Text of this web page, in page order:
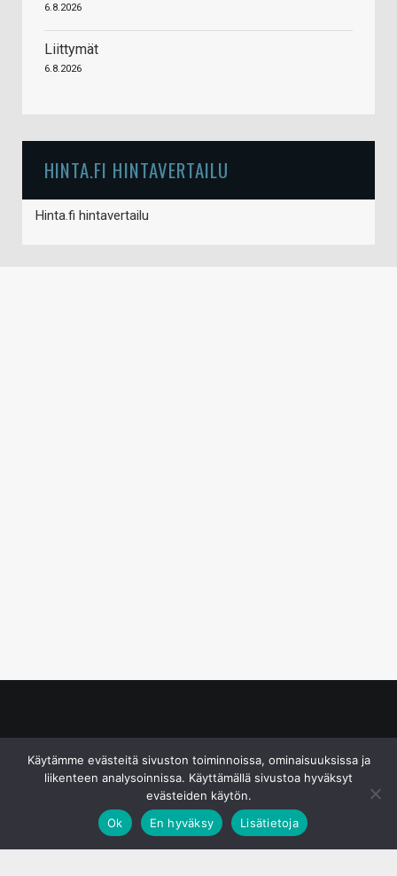
6.8.2026
Liittymät
6.8.2026
HINTA.FI HINTAVERTAILU
Hinta.fi hintavertailu
Käytämme evästeitä sivuston toiminnoissa, ominaisuuksissa ja
liikenteen analysoinnissa. Käyttämällä sivustoa hyväksyt
evästeiden käytön.
Ok
En hyväksy Lisätietoja